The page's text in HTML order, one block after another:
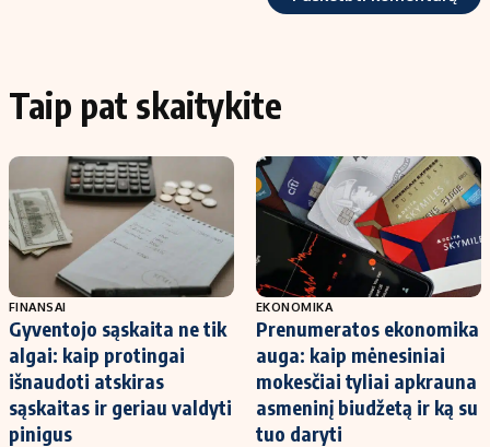
Taip pat skaitykite
FINANSAI
Gyventojo sąskaita ne tik
algai: kaip protingai
išnaudoti atskiras
sąskaitas ir geriau valdyti
pinigus
EKONOMIKA
Prenumeratos ekonomika
auga: kaip mėnesiniai
mokesčiai tyliai apkrauna
asmeninį biudžetą ir ką su
tuo daryti